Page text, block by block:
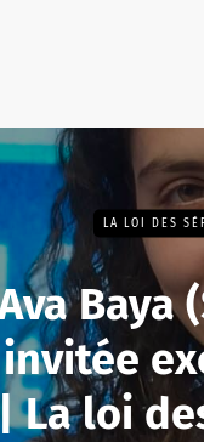
LA LOI DES
Baya
invitée
La loi